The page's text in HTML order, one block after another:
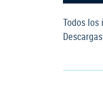
Todos los